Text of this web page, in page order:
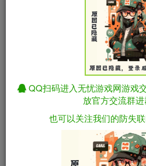
兄妹同居生活/
迅雷下载
QQ扫码进入无忧游戏网游戏
放官方交流群进
也可以关注我们的防失